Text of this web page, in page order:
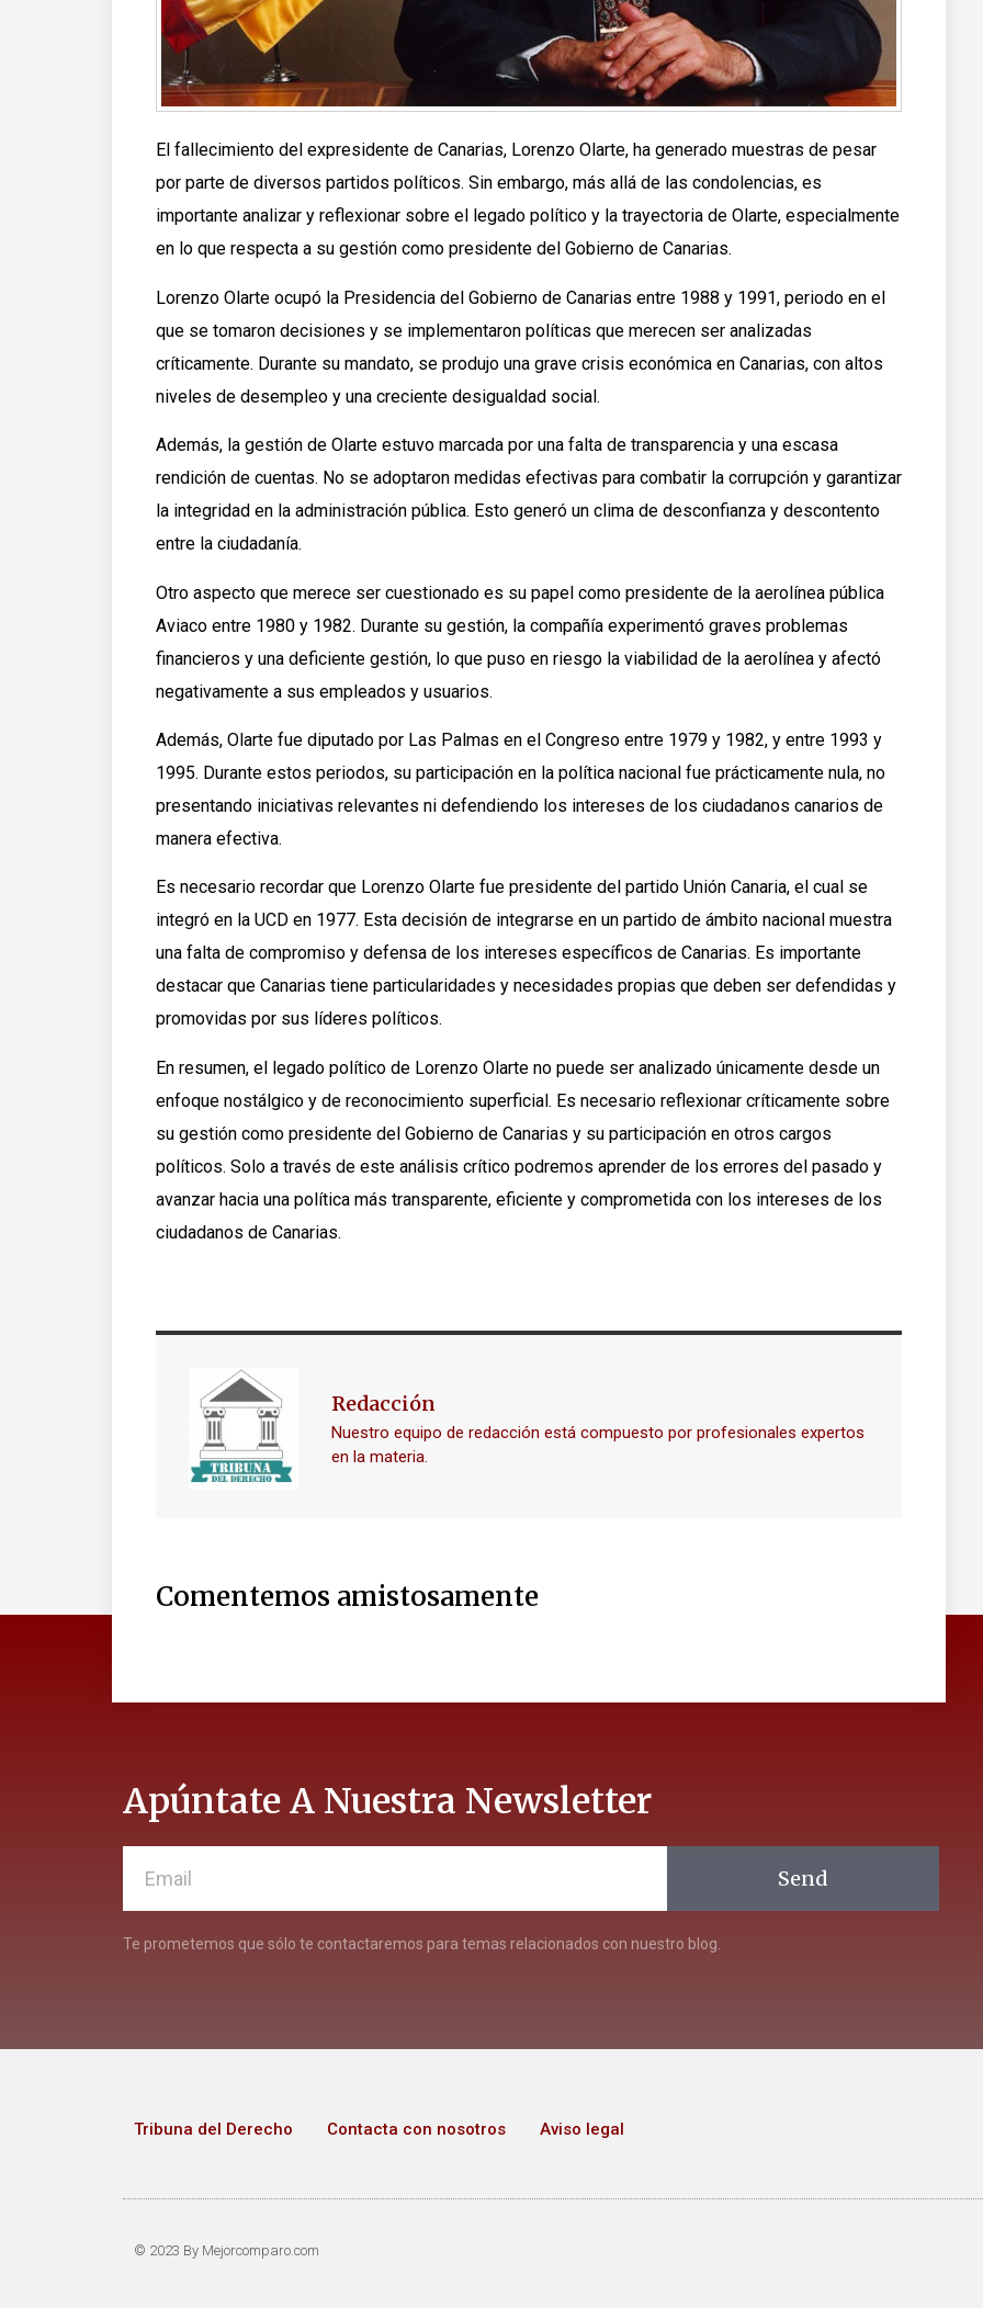
El fallecimiento del expresidente de Canarias, Lorenzo Olarte, ha generado muestras de pesar
por parte de diversos partidos políticos. Sin embargo, más allá de las condolencias, es
importante analizar y reflexionar sobre el legado político y la trayectoria de Olarte, especialmente
en lo que respecta a su gestión como presidente del Gobierno de Canarias.
Lorenzo Olarte ocupó la Presidencia del Gobierno de Canarias entre 1988 y 1991, periodo en el
que se tomaron decisiones y se implementaron políticas que merecen ser analizadas
críticamente. Durante su mandato, se produjo una grave crisis económica en Canarias, con altos
niveles de desempleo y una creciente desigualdad social.
Además, la gestión de Olarte estuvo marcada por una falta de transparencia y una escasa
rendición de cuentas. No se adoptaron medidas efectivas para combatir la corrupción y garantizar
la integridad en la administración pública. Esto generó un clima de desconfianza y descontento
entre la ciudadanía.
Otro aspecto que merece ser cuestionado es su papel como presidente de la aerolínea pública
Aviaco entre 1980 y 1982. Durante su gestión, la compañía experimentó graves problemas
financieros y una deficiente gestión, lo que puso en riesgo la viabilidad de la aerolínea y afectó
negativamente a sus empleados y usuarios.
Además, Olarte fue diputado por Las Palmas en el Congreso entre 1979 y 1982, y entre 1993 y
1995. Durante estos periodos, su participación en la política nacional fue prácticamente nula, no
presentando iniciativas relevantes ni defendiendo los intereses de los ciudadanos canarios de
manera efectiva.
Es necesario recordar que Lorenzo Olarte fue presidente del partido Unión Canaria, el cual se
integró en la UCD en 1977. Esta decisión de integrarse en un partido de ámbito nacional muestra
una falta de compromiso y defensa de los intereses específicos de Canarias. Es importante
destacar que Canarias tiene particularidades y necesidades propias que deben ser defendidas y
promovidas por sus líderes políticos.
En resumen, el legado político de Lorenzo Olarte no puede ser analizado únicamente desde un
enfoque nostálgico y de reconocimiento superficial. Es necesario reflexionar críticamente sobre
su gestión como presidente del Gobierno de Canarias y su participación en otros cargos
políticos. Solo a través de este análisis crítico podremos aprender de los errores del pasado y
avanzar hacia una política más transparente, eficiente y comprometida con los intereses de los
ciudadanos de Canarias.
Redacción
Nuestro equipo de redacción está compuesto por profesionales expertos
en la materia.
Comentemos amistosamente
Apúntate A Nuestra Newsletter
Send
Te prometemos que sólo te contactaremos para temas relacionados con nuestro blog.
Tribuna del Derecho Contacta con nosotros Aviso legal
© 2023 By Mejorcomparo.com